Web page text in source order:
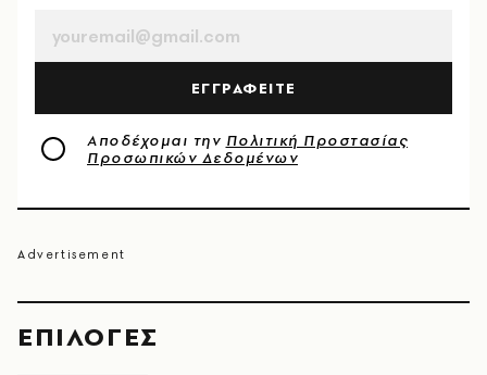
EΠΙΛΟΓΈΣ
ΕΓΓΡΑΦΕΙΤΕ
Αποδέχομαι την Πολιτική Προστασίας
Προσωπικών Δεδομένων